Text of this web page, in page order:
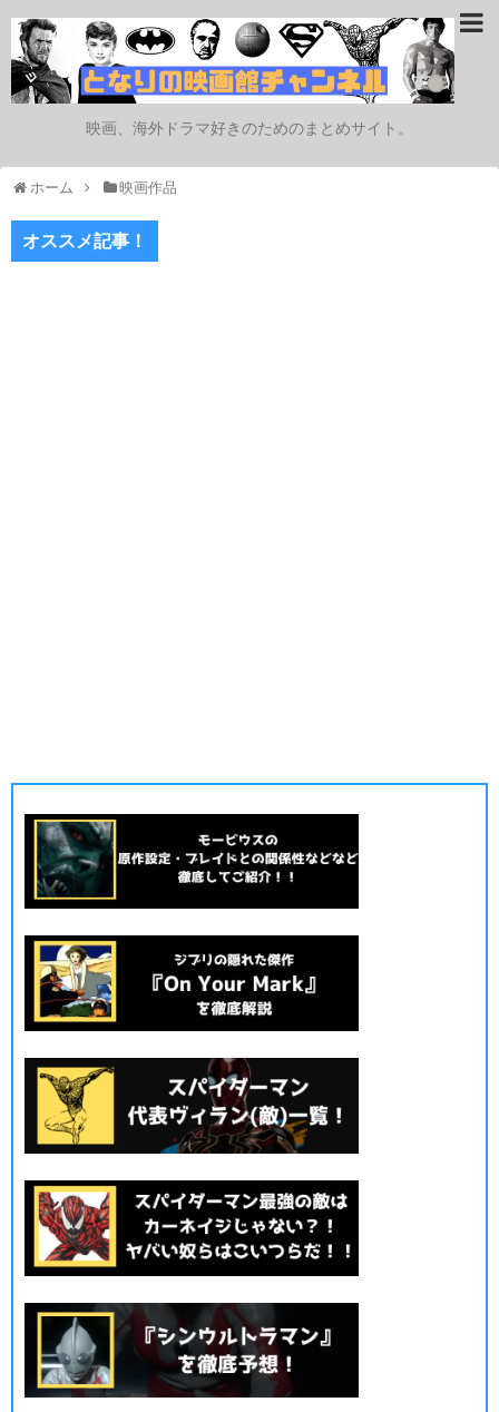
映画、海外ドラマ好きのためのまとめサイト。
ホーム 映画作品
オススメ記事！